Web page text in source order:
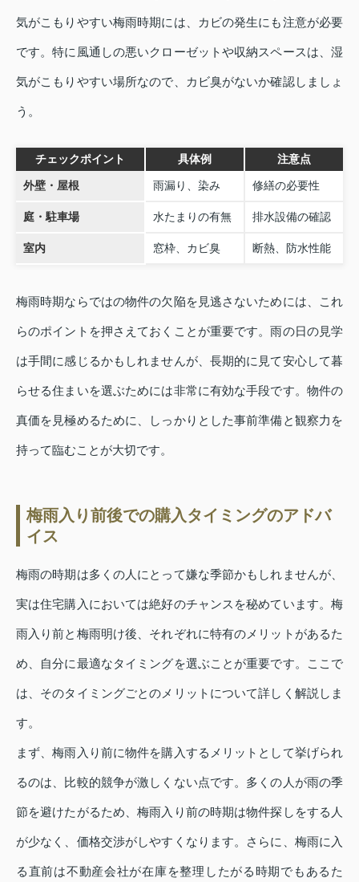
気がこもりやすい梅雨時期には、カビの発生にも注意が必要
です。特に風通しの悪いクローゼットや収納スペースは、湿
気がこもりやすい場所なので、カビ臭がないか確認しましょ
う。
チェックポイント 具体例 注意点
外壁・屋根 雨漏り、染み 修繕の必要性
庭・駐車場 水たまりの有無 排水設備の確認
室内 窓枠、カビ臭 断熱、防水性能
梅雨時期ならではの物件の欠陥を見逃さないためには、これ
らのポイントを押さえておくことが重要です。雨の日の見学
は手間に感じるかもしれませんが、長期的に見て安心して暮
らせる住まいを選ぶためには非常に有効な手段です。物件の
真価を見極めるために、しっかりとした事前準備と観察力を
持って臨むことが大切です。
梅雨入り前後での購入タイミングのアドバ
イス
梅雨の時期は多くの人にとって嫌な季節かもしれませんが、
実は住宅購入においては絶好のチャンスを秘めています。梅
雨入り前と梅雨明け後、それぞれに特有のメリットがあるた
め、自分に最適なタイミングを選ぶことが重要です。ここで
は、そのタイミングごとのメリットについて詳しく解説しま
す。
まず、梅雨入り前に物件を購入するメリットとして挙げられ
るのは、比較的競争が激しくない点です。多くの人が雨の季
節を避けたがるため、梅雨入り前の時期は物件探しをする人
が少なく、価格交渉がしやすくなります。さらに、梅雨に入
る直前は不動産会社が在庫を整理したがる時期でもあるた